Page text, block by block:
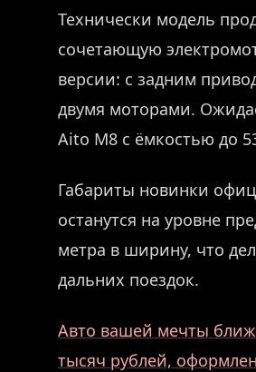
Технически модель
сочетающую
версии: с задним
двумя моторами.
Aito M8 с ёмкостью до
Габариты новинки
останутся на уровне
метра в ширину, что
дальних поездок.
Авто вашей мечты
тысяч рублей,